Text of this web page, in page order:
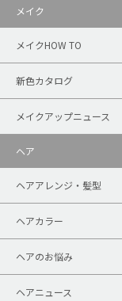
メイク
メイクHOW TO
新色カタログ
メイクアップニュース
ヘア
ヘアアレンジ・髪型
ヘアカラー
ヘアのお悩み
ヘアニュース